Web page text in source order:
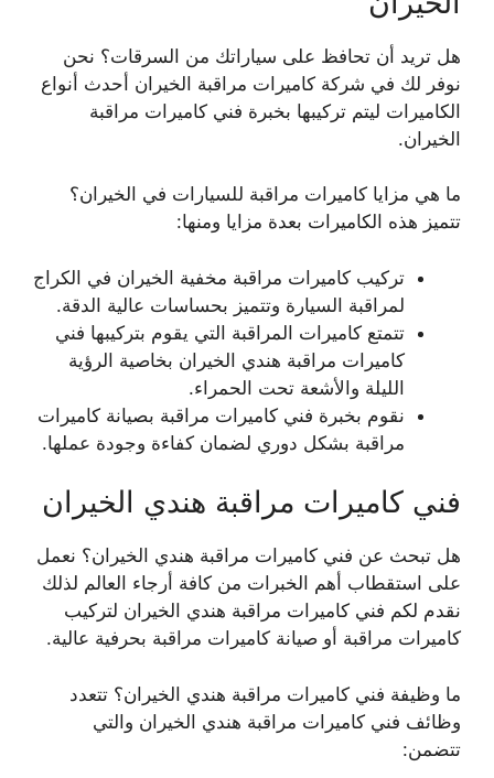
هل تريد أن تحافظ على سياراتك من السرقات؟ نحن
نوفر لك في شركة كاميرات مراقبة الخيران أحدث أنواع
الكاميرات ليتم تركيبها بخبرة فني كاميرات مراقبة
الخيران.
ما هي مزايا كاميرات مراقبة للسيارات في الخيران؟
تتميز هذه الكاميرات بعدة مزايا ومنها:
تركيب كاميرات مراقبة مخفية الخيران في الكراج
لمراقبة السيارة وتتميز بحساسات عالية الدقة.
تتمتع كاميرات المراقبة التي يقوم بتركيبها فني
كاميرات مراقبة هندي الخيران بخاصية الرؤية
الليلة والأشعة تحت الحمراء.
نقوم بخبرة فني كاميرات مراقبة بصيانة كاميرات
مراقبة بشكل دوري لضمان كفاءة وجودة عملها.
فني كاميرات مراقبة هندي الخيران
هل تبحث عن فني كاميرات مراقبة هندي الخيران؟ نعمل
على استقطاب أهم الخبرات من كافة أرجاء العالم لذلك
نقدم لكم فني كاميرات مراقبة هندي الخيران لتركيب
كاميرات مراقبة أو صيانة كاميرات مراقبة بحرفية عالية.
ما وظيفة فني كاميرات مراقبة هندي الخيران؟ تتعدد
وظائف فني كاميرات مراقبة هندي الخيران والتي
تتضمن: